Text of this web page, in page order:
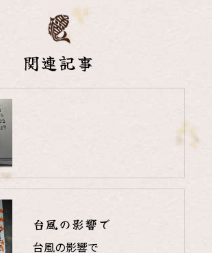
関連記事
台風の影響で
台風の影響で